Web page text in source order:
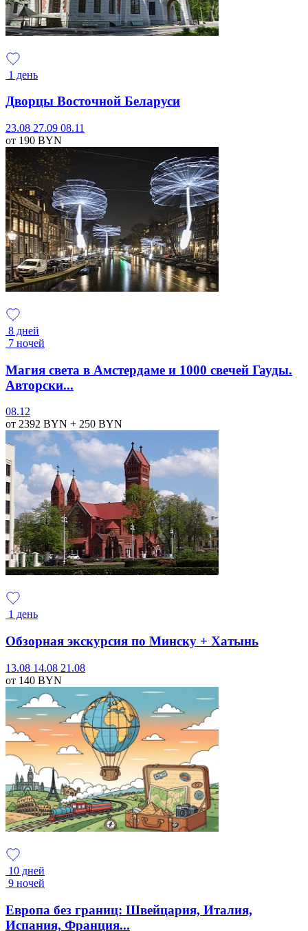
1 день
Дворцы Восточной Беларуси
23.08 27.09 08.11
от 190 BYN
8 дней
7 ночей
Магия света в Амстердаме и 1000 свечей Гауды.
Авторски...
08.12
от 2392 BYN + 250 BYN
1 день
Обзорная экскурсия по Минску + Хатынь
13.08 14.08 21.08
от 140 BYN
10 дней
9 ночей
Европа без границ: Швейцария, Италия,
Испания, Франция...